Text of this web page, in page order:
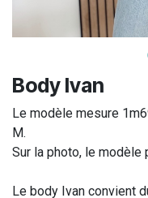
Body Ivan
Le modèle mesure
M.
Sur la photo, le modèle
Le body Ivan convient